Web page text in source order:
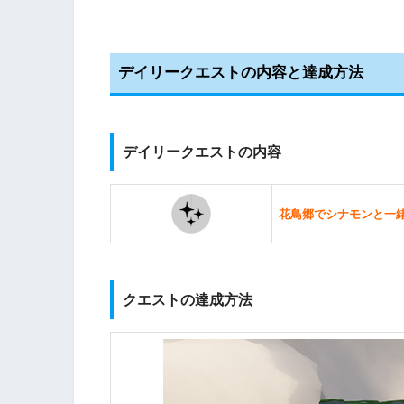
デイリークエストの内容と達成方法
デイリークエストの内容
花鳥郷でシナモンと一
クエストの達成方法